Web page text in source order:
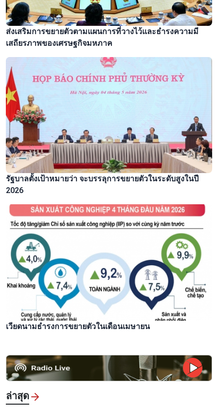
ส่งเสริมการขยายตัวตามแผนการที่วางไว้และธำรงความมี
เสถียรภาพของเศรษฐกิจมหภาค
รัฐบาลตั้งเป้าหมายว่า จะบรรลุการขยายตัวในระดับสูงในปี
2026
เวียดนามธำรงการขยายตัวในเดือนเมษายน
ล่าสุด